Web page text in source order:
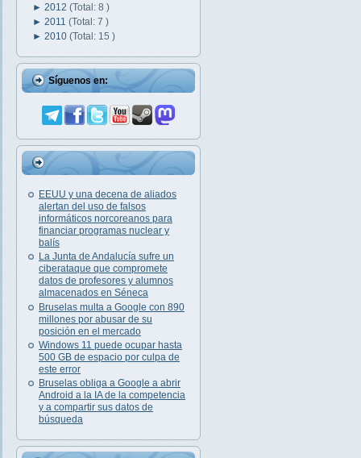
► 2012 (Total: 8 )
► 2011 (Total: 7 )
► 2010 (Total: 15 )
Síguenos en:
EEUU y una decena de aliados
alertan del uso de falsos
informáticos norcoreanos para
financiar programas nuclear y
balís
La Junta de Andalucía sufre un
ciberataque que compromete
datos de profesores y alumnos
almacenados en Séneca
Bruselas multa a Google con 890
millones por abusar de su
posición en el mercado
Windows 11 puede ocupar hasta
500 GB de espacio por culpa de
este error
Bruselas obliga a Google a abrir
Android a la IA de la competencia
y a compartir sus datos de
búsqueda